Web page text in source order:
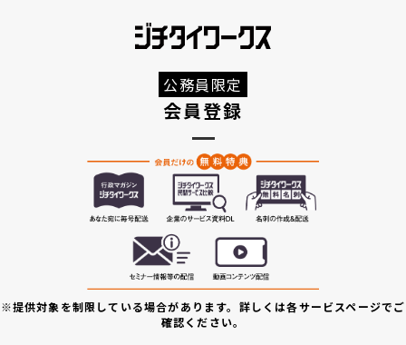
公務員限定
会員登録
※提供対象を制限している場合があります。詳しくは各サービスページでご
確認ください。